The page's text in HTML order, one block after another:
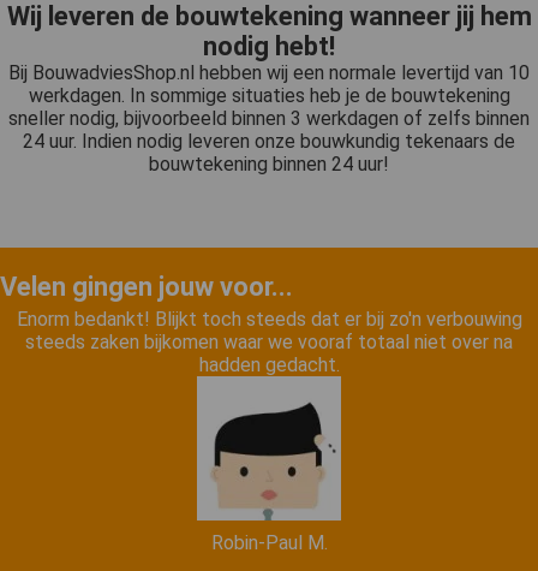
Wij leveren de bouwtekening wanneer jij hem
nodig hebt!
Bij BouwadviesShop.nl hebben wij een normale levertijd van 10
werkdagen. In sommige situaties heb je de bouwtekening
sneller nodig, bijvoorbeeld binnen 3 werkdagen of zelfs binnen
24 uur. Indien nodig leveren onze bouwkundig tekenaars de
bouwtekening binnen 24 uur!
Velen gingen jouw voor...
Enorm bedankt! Blijkt toch steeds dat er bij zo'n verbouwing
steeds zaken bijkomen waar we vooraf totaal niet over na
hadden gedacht.
Robin-Paul M.